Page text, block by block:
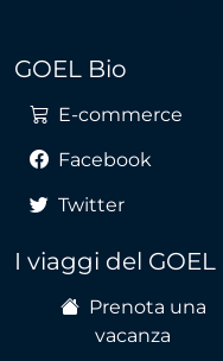
GOEL Bio
E-commerce
Facebook
Twitter
I viaggi del GOEL
Prenota una
vacanza